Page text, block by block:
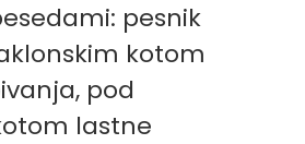
pesnik
kotom
pod
lastne